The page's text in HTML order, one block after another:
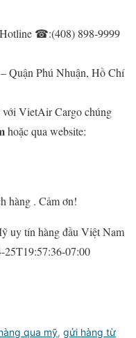
☎:(408) 898-9999
Quận Phú Nhuận, Hồ Chí
với VietAir Cargo chúng
hoặc qua website:
hàng . Cảm ơn!
uy tín hàng đầu Việt Nam
25T19:57:36-07:00
qua mỹ, gửi hàng từ